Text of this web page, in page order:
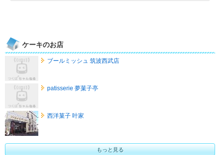
ケーキのお店
ブールミッシュ 筑波西武店
patisserie 夢菓子亭
西洋菓子 叶家
もっと見る